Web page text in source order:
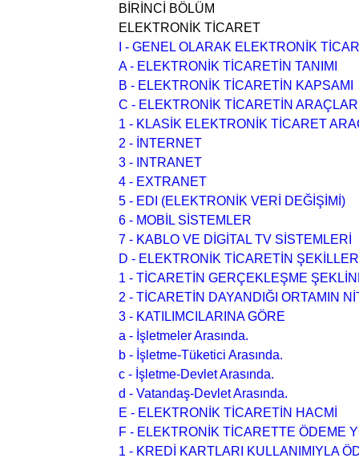
BİRİNCİ BÖLÜM
ELEKTRONİK TİCARET
I - GENEL OLARAK ELEKTRONİK
A - ELEKTRONİK TİCARETİN TANIMI
B - ELEKTRONİK TİCARETİN KAPSAMI
C - ELEKTRONİK TİCARETİN
1 - KLASİK ELEKTRONİK TİCARET
2 - İNTERNET
3 - INTRANET
4 - EXTRANET
5 - EDI (ELEKTRONİK VERİ DEĞİŞİMİ)
6 - MOBİL SİSTEMLER
7 - KABLO VE DİGİTAL TV SİSTEMLERİ
D - ELEKTRONİK TİCARETİN
1 - TİCARETİN GERÇEKLEŞME
2 - TİCARETİN DAYANDIĞI ORTAMIN
3 - KATILIMCILARINA GÖRE
a - İşletmeler Arasında.
b - İşletme-Tüketici Arasında.
c - İşletme-Devlet Arasında.
d - Vatandaş-Devlet Arasında.
E - ELEKTRONİK TİCARETİN HACMİ
F - ELEKTRONİK TİCARETTE ÖDEME
1 - KREDİ KARTLARI KULLANIMIYLA